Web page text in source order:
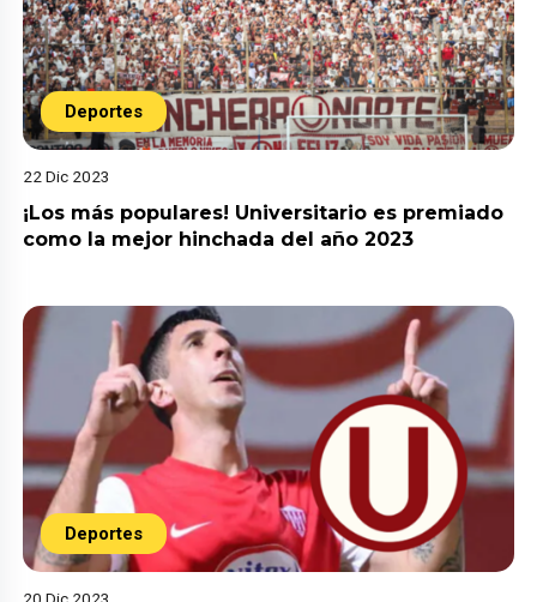
Deportes
22 Dic 2023
¡Los más populares! Universitario es premiado
como la mejor hinchada del año 2023
Deportes
20 Dic 2023